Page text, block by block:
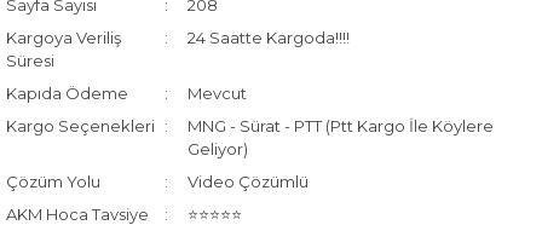
Sayfa Sayısı
208
Kargoya Veriliş
Süresi
24 Saatte Kargoda!!!!
Kapıda Ödeme
Mevcut
Kargo Seçenekleri
MNG - Sürat - PTT (Ptt Kargo İle Köylere
Geliyor)
Çözüm Yolu
Video Çözümlü
AKM Hoca Tavsiye
⭐⭐⭐⭐⭐